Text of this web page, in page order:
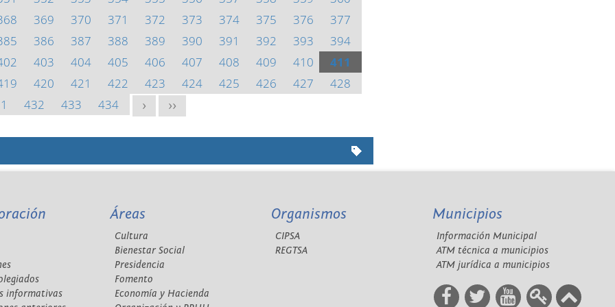
369 370 371 372 373 374 375 376
377
386 387 388 389 390 391 392 393
394
403 404 405 406 407 408 409 410
411
420 421 422 423 424 425 426 427
428
432 433 434 > >>
informativas
Áreas
Cultura
Bienestar Social
Presidencia
Fomento
Economía y Hacienda
Organismos
CIPSA
REGTSA
Municipios
Información Municipal
ATM técnica a municipios
ATM jurídica a municipios